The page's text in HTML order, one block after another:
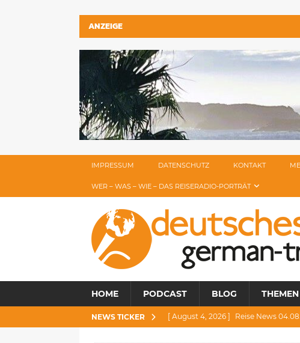
ANZEIGE
IMPRESSUM DATENSCHUTZ KONTAKT
WER – WAS – WIE – DAS REISERADIO-PORTRÄT
HOME PODCAST BLOG THEMEN
NEWS TICKER [ August 4, 2026 ] Reise News